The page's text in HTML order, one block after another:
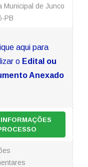
Municipal de Junco
PB
aqui para
o Edital ou
Anexado